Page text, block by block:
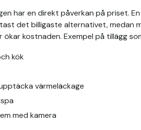
har en direkt påverkan på priset.
det billigaste alternativet, medan
kostnaden. Exempel på tillägg
kök
värmeläckage
med kamera